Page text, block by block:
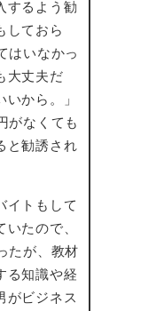
するよう勧
しておら
はいなかっ
大丈夫だ
から。」
がなくても
と勧誘され
イトもして
たので、
たが、教材
る知識や経
がビジネス